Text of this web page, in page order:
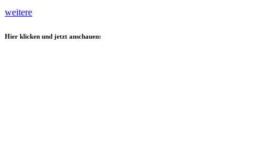
weitere
Hier klicken und jetzt anschauen: